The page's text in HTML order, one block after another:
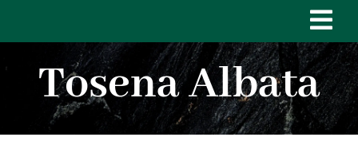
ACCUEIL
INSECTES NATURALISÉS
Tosena Albata